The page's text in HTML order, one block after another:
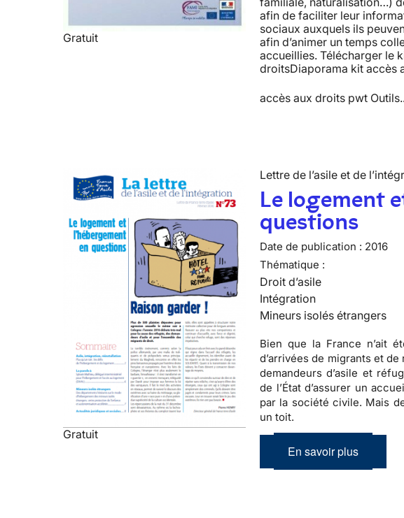
Gratuit
afin de faciliter leur
sociaux auxquels ils
afin d’animer un temps
accueillies. Télécharger le
droitsDiaporama kit accès
accès aux droits pwt
Gratuit
Lettre de l’asile et de
Le logement
questions
Date de publication : 2016
Thématique :
Droit d’asile
Intégration
Mineurs isolés étrangers
Bien que la France n’ait
d’arrivées de migrants et
demandeurs d’asile et
de l’État d’assurer un
par la société civile. Mais
un toit.
En savoir plus